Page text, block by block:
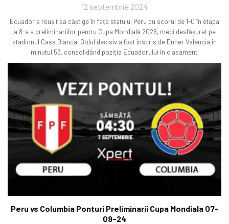
12 septembrie 2024
Ecuador a reușit să câștige în fața statului Peru cu scorul de 1-0 în etapa
a 8-a a preliminariilor pentru Cupa Mondială 2026, meci desfășurat pe
stadionul Casa Blanca. Golul decisiv a fost înscris de Enner Valencia în
minutul 53, consolidând poziția Ecuadorului în clasament.
Peru vs Columbia Ponturi Preliminarii Cupa Mondiala 07-
09-24